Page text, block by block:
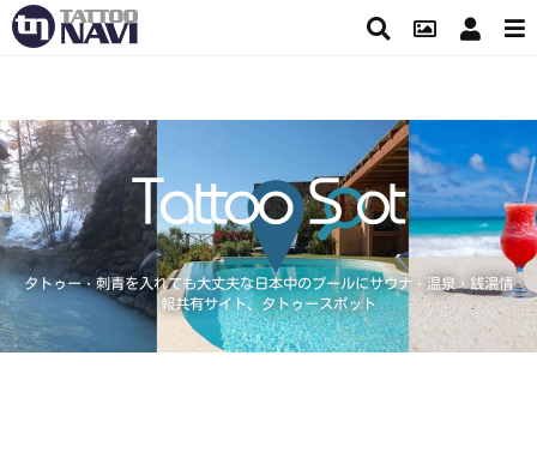
タトゥー・刺青を入れても大丈夫な日本中のプールにサウナ・温泉・銭湯情
報共有サイト、タトゥースポット